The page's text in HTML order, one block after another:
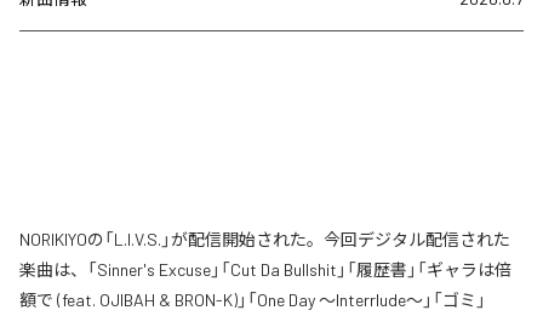
NORIKIYOの「L.I.V.S.」が配信開始された。今回デジタル配信された
楽曲は、「Sinner's Excuse」「Cut Da Bullshit」「履歴書」「ギャラは倍
額で (feat. OJIBAH & BRON-K)」「One Day ～Interrlude～」「ゴミ」